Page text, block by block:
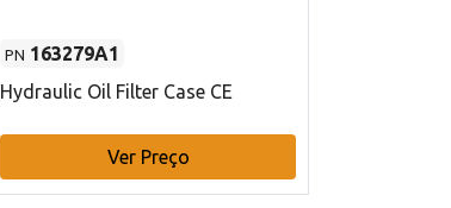
PN 163279A1
Hydraulic Oil Filter Case CE
Ver Preço